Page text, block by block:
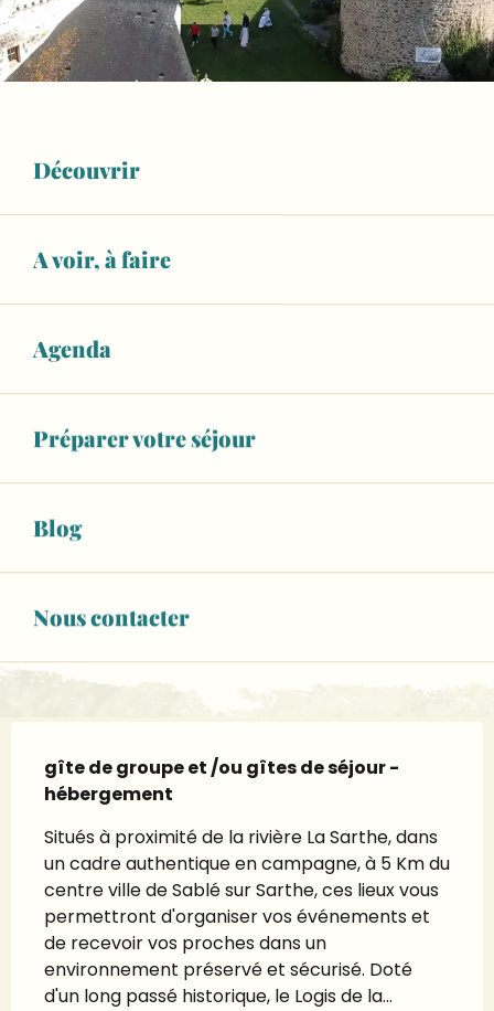
Découvrir
A voir, à faire
Agenda
Préparer votre séjour
Blog
Nous contacter
Ouverture et coordonnées
+ 6 autre(s) prestation(s)
APPELER
www.gite-de-la-courbe.com
gîte de groupe et /ou gîtes de séjour -
hébergement
Situés à proximité de la rivière La Sarthe, dans
un cadre authentique en campagne, à 5 Km du
centre ville de Sablé sur Sarthe, ces lieux vous
permettront d'organiser vos événements et
de recevoir vos proches dans un
environnement préservé et sécurisé. Doté
d'un long passé historique, le Logis de la...